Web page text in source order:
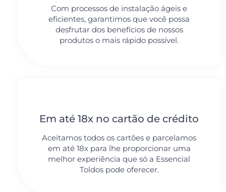
Com processos de instalação ágeis e
eficientes, garantimos que você possa
desfrutar dos benefícios de nossos
produtos o mais rápido possível.
Em até 18x no cartão de crédito
Aceitamos todos os cartões e parcelamos
em até 18x para lhe proporcionar uma
melhor experiência que só a Essencial
Toldos pode oferecer.